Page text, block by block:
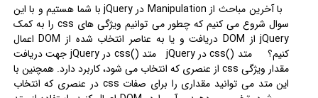
با آخرین مباحث از Manipulation در jQuery با شما هستیم و با این
سوال شروع می کنیم که چطور می توانیم ویژگی های css را به کمک
jQuery از DOM دریافت و یا به عناصر انتخاب شده از DOM اعمال
کنیم؟ متد ()css در jQuery متد ()css در jQuery جهت دریافت
مقدار ویژگی css از عنصری که انتخاب می شود، کاربرد دارد. همچنین با
این متد می توانید مقداری را برای صفات css در عنصری که انتخاب